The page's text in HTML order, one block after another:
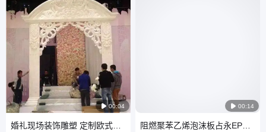
 00:04
婚礼现场装饰雕塑 定制欧式中
 00:14
阻燃聚苯乙烯泡沫板占永EPS